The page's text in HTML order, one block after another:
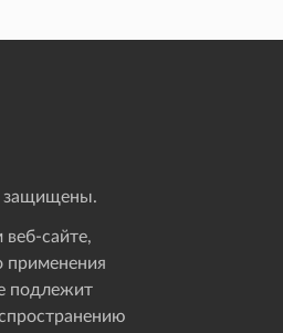
защищены.
сайте,
применения
подлежит